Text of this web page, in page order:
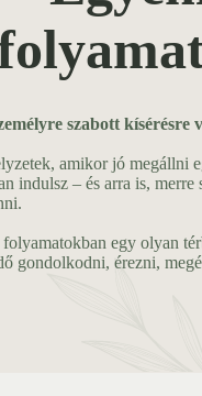
szabott kísérésre
amikor jó megállni
indulsz – és arra is, merre
egy olyan
gondolkodni, érezni,